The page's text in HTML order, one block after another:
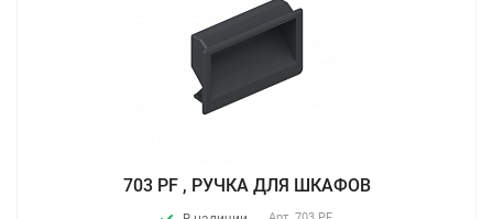
703 PF , РУЧКА ДЛЯ ШКАФОВ